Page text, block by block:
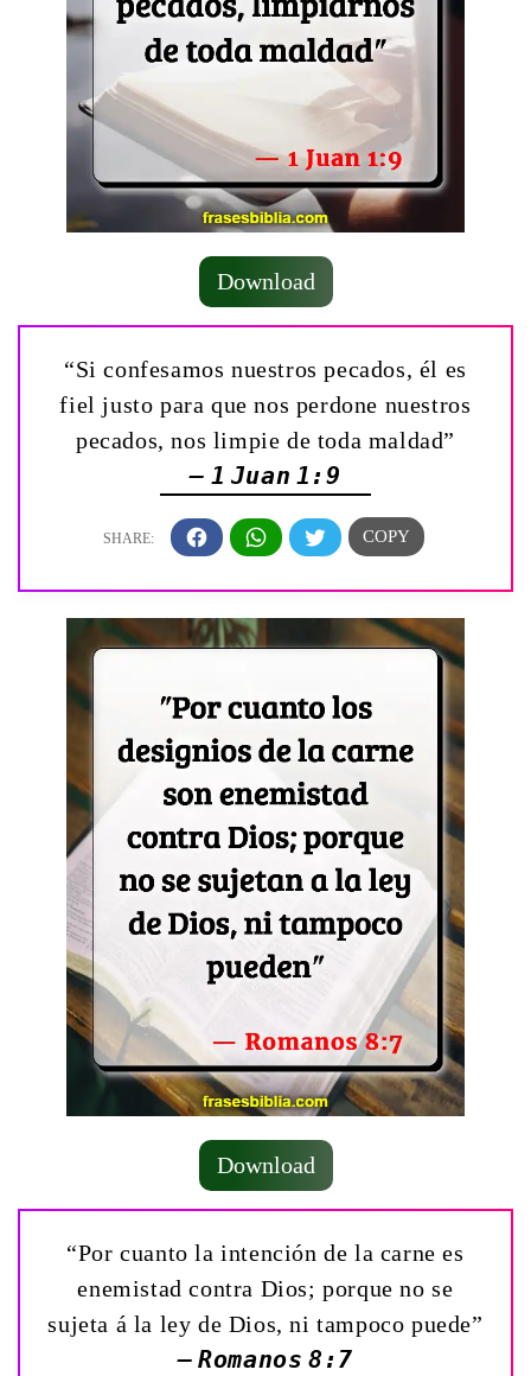
Download
“Si confesamos nuestros pecados, él es
fiel justo para que nos perdone nuestros
pecados, nos limpie de toda maldad”
— 1 Juan 1:9
Download
“Por cuanto la intención de la carne es
enemistad contra Dios; porque no se
sujeta á la ley de Dios, ni tampoco puede”
— Romanos 8:7